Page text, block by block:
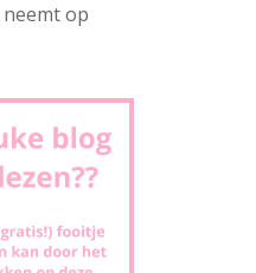
op